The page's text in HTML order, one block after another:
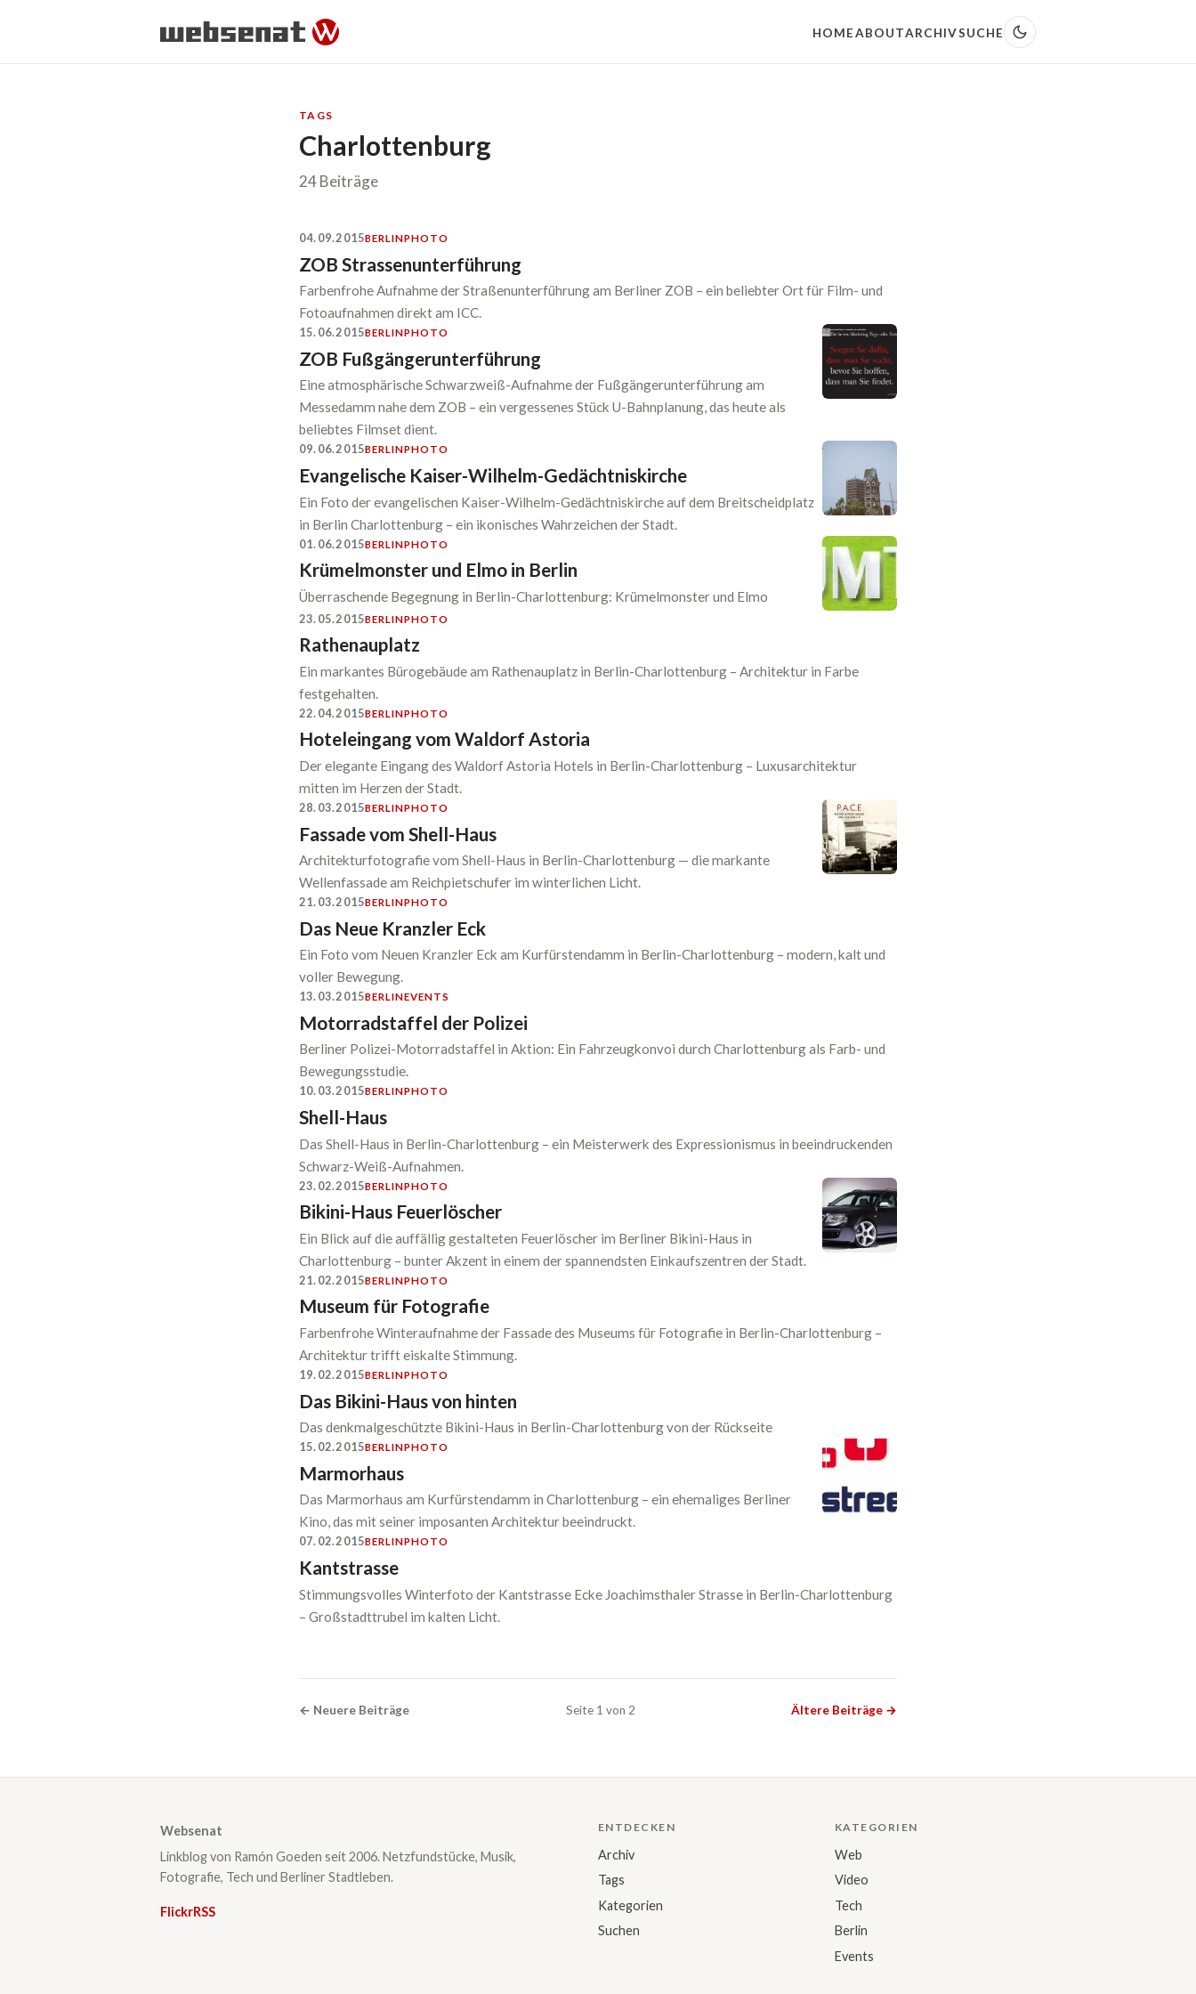
HOMEABOUTARCHIVSUCHE
TAGS
Charlottenburg
24 Beiträge
04.09.2015BERLINPHOTO
ZOB Strassenunterführung
Farbenfrohe Aufnahme der Straßenunterführung am Berliner ZOB – ein beliebter Ort für Film- und
Fotoaufnahmen direkt am ICC.
15.06.2015BERLINPHOTO
ZOB Fußgängerunterführung
Eine atmosphärische Schwarzweiß-Aufnahme der Fußgängerunterführung am
Messedamm nahe dem ZOB – ein vergessenes Stück U-Bahnplanung, das heute als
beliebtes Filmset dient.
09.06.2015BERLINPHOTO
Evangelische Kaiser-Wilhelm-Gedächtniskirche
Ein Foto der evangelischen Kaiser-Wilhelm-Gedächtniskirche auf dem Breitscheidplatz
in Berlin Charlottenburg – ein ikonisches Wahrzeichen der Stadt.
01.06.2015BERLINPHOTO
Krümelmonster und Elmo in Berlin
Überraschende Begegnung in Berlin-Charlottenburg: Krümelmonster und Elmo
23.05.2015BERLINPHOTO
Rathenauplatz
Ein markantes Bürogebäude am Rathenauplatz in Berlin-Charlottenburg – Architektur in Farbe
festgehalten.
22.04.2015BERLINPHOTO
Hoteleingang vom Waldorf Astoria
Der elegante Eingang des Waldorf Astoria Hotels in Berlin-Charlottenburg – Luxusarchitektur
mitten im Herzen der Stadt.
28.03.2015BERLINPHOTO
Fassade vom Shell-Haus
Architekturfotografie vom Shell-Haus in Berlin-Charlottenburg — die markante
Wellenfassade am Reichpietschufer im winterlichen Licht.
21.03.2015BERLINPHOTO
Das Neue Kranzler Eck
Ein Foto vom Neuen Kranzler Eck am Kurfürstendamm in Berlin-Charlottenburg – modern, kalt und
voller Bewegung.
13.03.2015BERLINEVENTS
Motorradstaffel der Polizei
Berliner Polizei-Motorradstaffel in Aktion: Ein Fahrzeugkonvoi durch Charlottenburg als Farb- und
Bewegungsstudie.
10.03.2015BERLINPHOTO
Shell-Haus
Das Shell-Haus in Berlin-Charlottenburg – ein Meisterwerk des Expressionismus in beeindruckenden
Schwarz-Weiß-Aufnahmen.
23.02.2015BERLINPHOTO
Bikini-Haus Feuerlöscher
Ein Blick auf die auffällig gestalteten Feuerlöscher im Berliner Bikini-Haus in
Charlottenburg – bunter Akzent in einem der spannendsten Einkaufszentren der Stadt.
21.02.2015BERLINPHOTO
Museum für Fotografie
Farbenfrohe Winteraufnahme der Fassade des Museums für Fotografie in Berlin-Charlottenburg –
Architektur trifft eiskalte Stimmung.
19.02.2015BERLINPHOTO
Das Bikini-Haus von hinten
Das denkmalgeschützte Bikini-Haus in Berlin-Charlottenburg von der Rückseite
15.02.2015BERLINPHOTO
Marmorhaus
Das Marmorhaus am Kurfürstendamm in Charlottenburg – ein ehemaliges Berliner
Kino, das mit seiner imposanten Architektur beeindruckt.
07.02.2015BERLINPHOTO
Kantstrasse
Stimmungsvolles Winterfoto der Kantstrasse Ecke Joachimsthaler Strasse in Berlin-Charlottenburg
– Großstadttrubel im kalten Licht.
← Neuere Beiträge Seite 1 von 2 Ältere Beiträge →
Websenat
Linkblog von Ramón Goeden seit 2006. Netzfundstücke, Musik,
Fotografie, Tech und Berliner Stadtleben.
FlickrRSS
ENTDECKEN
Archiv
Tags
Kategorien
Suchen
KATEGORIEN
Web
Video
Tech
Berlin
Events